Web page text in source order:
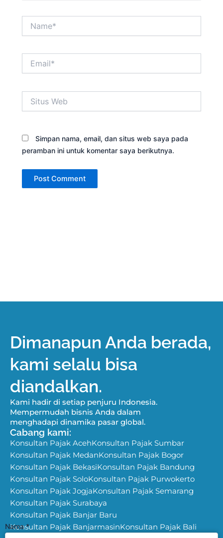
Web
Simpan nama, email, dan situs web saya pada
peramban ini untuk komentar saya berikutnya.
Dimanapun Anda berada,
kami selalu bisa
diandalkan.
Kami hadir di setiap penjuru Indonesia.
Mempermudah bisnis Anda dalam
menghadapi dinamika pasar global.
Cabang kami:
Konsultan Pajak AcehKonsultan Pajak Sumbar
Konsultan Pajak MedanKonsultan Pajak Bogor
Konsultan Pajak BekasiKonsultan Pajak Bandung
Konsultan Pajak SoloKonsultan Pajak Purwokerto
Konsultan Pajak JogjaKonsultan Pajak Semarang
Konsultan Pajak Surabaya
Konsultan Pajak Banjar Baru
Konsultan Pajak BanjarmasinKonsultan Pajak Bali
Nama*